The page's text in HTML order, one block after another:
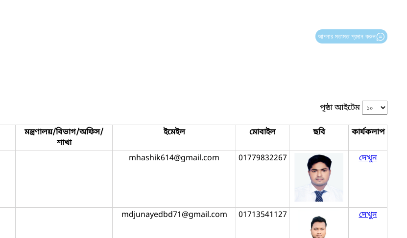
আপনার মতামত প্রদান করুন
পৃষ্ঠা আইটেম
মন্ত্রণালয়/বিভাগ/অফিস/
শাখা
ইমেইল মোবাইল ছবি কার্যকলাপ
mhashik614@gmail.com 01779832267 দেখুন
mdjunayedbd71@gmail.com 01713541127 দেখুন